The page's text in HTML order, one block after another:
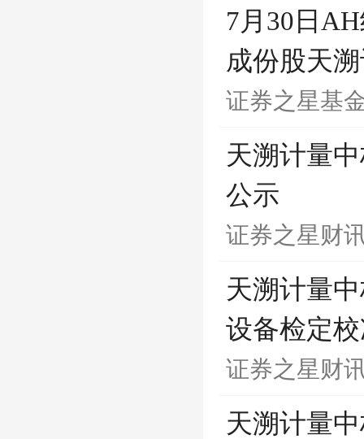
7月30日
成份股天
证券之星基
天溯计量
公示
证券之星财
天溯计量
设备检定
证券之星财
天溯计量